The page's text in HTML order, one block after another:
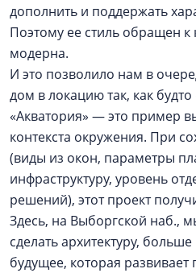
дополнить и поддержать
Поэтому ее стиль обращен к
модерна.
И это позволило нам в
дом в локацию так, как
«Акватория» — это пример
контекста окружения. При
(виды из окон, параметры
инфраструктуру, уровень
решений), этот проект
Здесь, на Выборгской наб.,
сделать архитектуру,
будущее, которая